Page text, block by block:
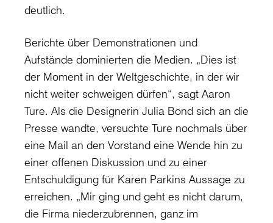
deutlich.
Berichte über Demonstrationen und
Aufstände dominierten die Medien. „Dies ist
der Moment in der Weltgeschichte, in der wir
nicht weiter schweigen dürfen“, sagt Aaron
Ture. Als die Designerin Julia Bond sich an die
Presse wandte, versuchte Ture nochmals über
eine Mail an den Vorstand eine Wende hin zu
einer offenen Diskussion und zu einer
Entschuldigung für Karen Parkins Aussage zu
erreichen. „Mir ging und geht es nicht darum,
die Firma niederzubrennen, ganz im